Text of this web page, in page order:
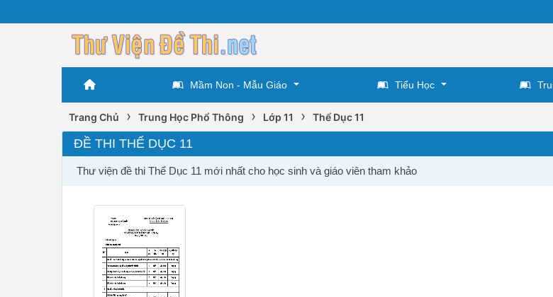
Mầm Non - Mẫu Giáo Tiểu Học
Trang Chủ › Trung Học Phổ Thông › Lớp 11 › Thể Dục 11
ĐỀ THI THỂ DỤC 11
Thư viện đề thi Thể Dục 11 mới nhất cho học sinh và giáo viên tham khảo